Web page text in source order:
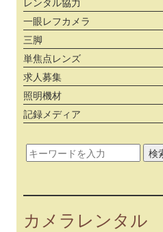
一眼レフカメラ
三脚
単焦点レンズ
求人募集
照明機材
記録メディア
検
カメラレンタル